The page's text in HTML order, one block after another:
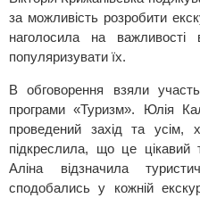
за можливість розробити
наголосила на важливості
популяризувати їх.
В обговорення взяли
програми «Туризм». Юлія
проведений захід та усім,
підкреслила, що це цікавий
Аліна відзначила
сподобались у кожній